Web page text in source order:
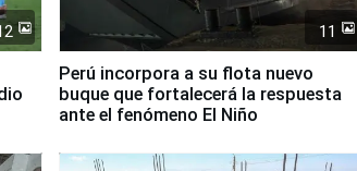
11
Perú incorpora a su flota nuevo
buque que fortalecerá la respuesta
ante el fenómeno El Niño